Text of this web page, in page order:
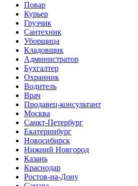
Повар
Курьер
Грузчик
Сантехник
Уборщица
Кладовщик
Администратор
Бухгалтер
Охранник
Водитель
Врач
Продавец-консультант
Москва
Санкт-Петербург
Екатеринбург
Новосибирск
Нижний Новгород
Казань
Краснодар
Ростов-на-Дону